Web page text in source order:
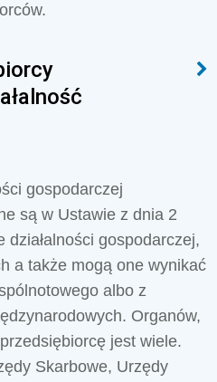
gospodarczej
są w Ustawie z dnia 2
działalności gospodarczej,
a także mogą one wynikać
albo z
Organów,
jest wiele.
Skarbowe, Urzędy